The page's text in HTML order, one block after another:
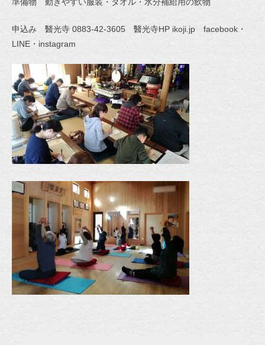
申込み 醫光寺 0883-42-3605 醫光寺HP ikoji.jp facebook・
LINE・instagram